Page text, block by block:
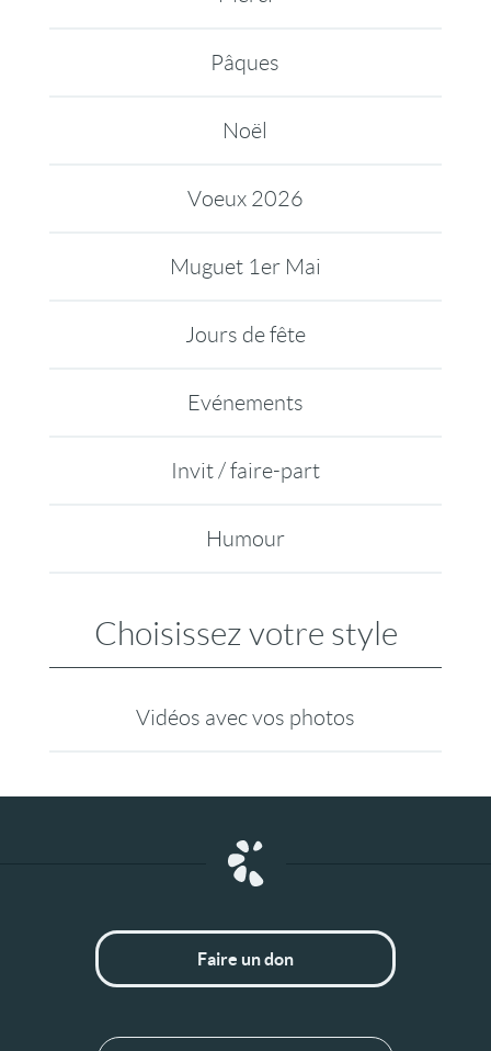
Pâques
Noël
Voeux 2026
Muguet 1er Mai
Jours de fête
Evénements
Invit / faire-part
Humour
Choisissez votre style
Vidéos avec vos photos
Faire un don